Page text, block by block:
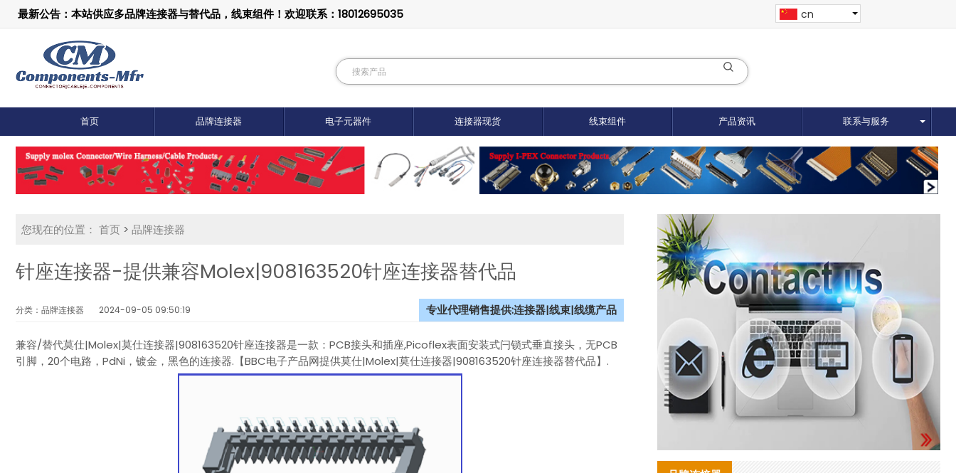
最新公告：本站供应多品牌连接器与替代品，线束组件！欢迎联系：18012695035 cn
首页 品牌连接器 电子元器件 连接器现货 线束组件 产品资讯 联系与服务
您现在的位置： 首页 > 品牌连接器
针座连接器-提供兼容Molex|908163520针座连接器替代品
分类：品牌连接器 2024-09-05 09:50:19 专业代理销售提供:连接器|线束|线缆产品
兼容/替代莫仕|Molex|莫仕连接器|908163520针座连接器是一款：PCB接头和插座,Picoflex表面安装式闩锁式垂直接头，无PCB
引脚，20个电路，PdNi，镀金，黑色的连接器.【BBC电子产品网提供莫仕|Molex|莫仕连接器|908163520针座连接器替代品】.